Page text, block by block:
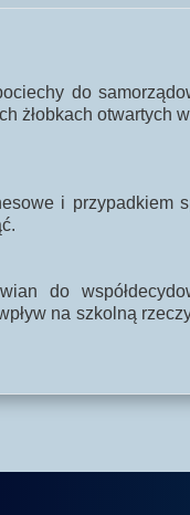
do
żłobkach otwartych
i przypadkiem
do
na szkolną